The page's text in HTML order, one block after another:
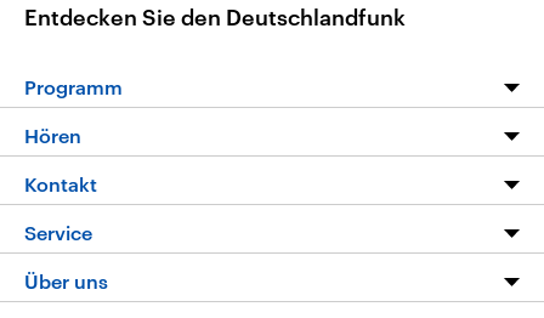
Entdecken Sie den Deutschlandfunk
Programm
Programm
Die Nachrichten
Nachrichtenleicht
Neue Beiträge auf dlf.de
Hören
Livestream
Podcasts
Deutschlandfunk App
Kontakt
Hörerservice
Service
FAQ
Über uns